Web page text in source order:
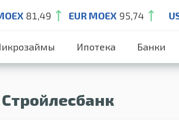
81,49 EUR MOEX 95,74
Ипотека Банки